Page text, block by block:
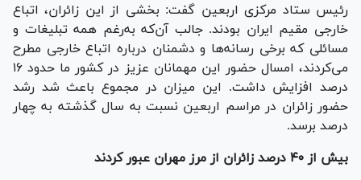
رئیس ستاد مرکزی اربعین گفت: بخشی از این زائران، اتباع
خارجی مقیم ایران بودند. جالب آن‌که به‌رغم همه تبلیغات و
مسائلی که برخی رسانه‌ها و دشمنان درباره اتباع خارجی مطرح
می‌کردند، امسال حضور این مهمانان عزیز در کشور ما حدود ۱۶
درصد افزایش داشت. این میزان در مجموع باعث شد رشد
حضور زائران در مراسم اربعین نسبت به سال گذشته به چهار
درصد برسد.
بیش از ۴۰ درصد زائران از مرز مهران عبور کردند